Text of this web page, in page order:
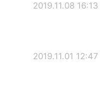
2019.11.08 16:13
2019.11.01 12:47